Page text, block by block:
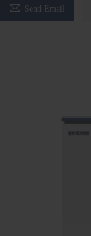
 Send Email